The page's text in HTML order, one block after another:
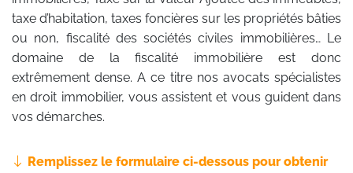
taxe d’habitation, taxes foncières sur les propriétés bâties
ou non, fiscalité des sociétés civiles immobilières… Le
domaine de la fiscalité immobilière est donc
extrêmement dense. A ce titre nos avocats spécialistes
en droit immobilier, vous assistent et vous guident dans
vos démarches.
Remplissez le formulaire ci-dessous pour obtenir